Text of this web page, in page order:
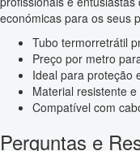
económicas para os seus
Tubo termorretrátil
Preço por metro
Ideal para proteção
Material resistente
Compatível com
Perguntas e